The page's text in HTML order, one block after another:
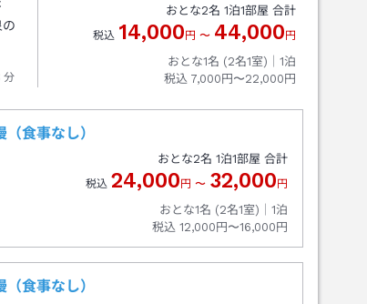
分
おとな2名 1泊1部屋 合計
税込 14,000 円 〜 44,000 円
おとな1名 (2名1室)｜ 1泊
税込 7,000円〜22,000円
食事なし）
おとな2名 1泊1部屋 合計
税込 24,000 円 〜 32,000 円
おとな1名 (2名1室)｜ 1泊
税込 12,000円〜16,000円
食事なし）